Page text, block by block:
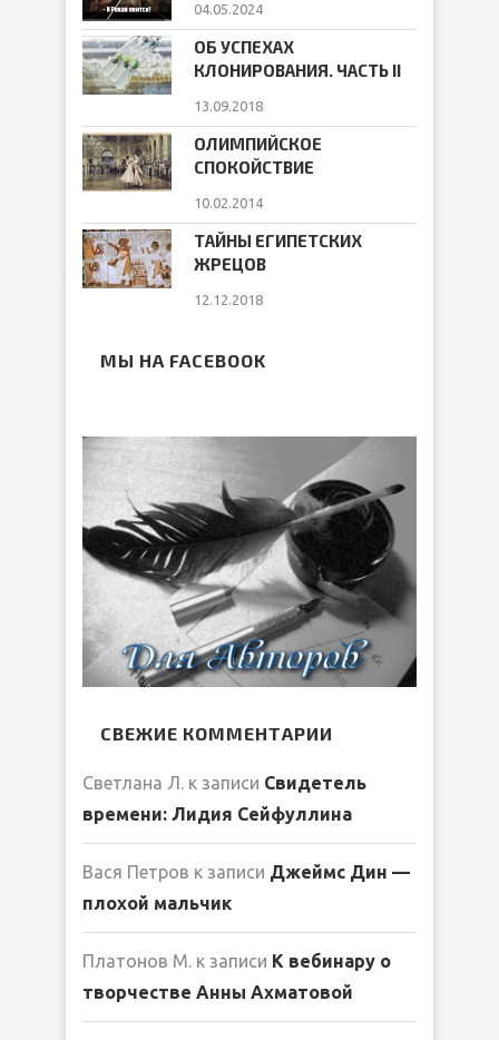
04.05.2024
ОБ УСПЕХАХ
КЛОНИРОВАНИЯ. ЧАСТЬ II
13.09.2018
ОЛИМПИЙСКОЕ
СПОКОЙСТВИЕ
10.02.2014
ТАЙНЫ ЕГИПЕТСКИХ
ЖРЕЦОВ
12.12.2018
МЫ НА FACEBOOK
СВЕЖИЕ КОММЕНТАРИИ
Светлана Л. к записи Свидетель
времени: Лидия Сейфуллина
Вася Петров к записи Джеймс Дин —
плохой мальчик
Платонов М. к записи К вебинару о
творчестве Анны Ахматовой